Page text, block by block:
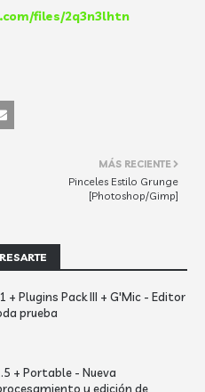
files/2q3n3lhtn
MÁS RECIENTE
Pinceles Estilo Grunge
[Photoshop/Gimp]
+ Plugins Pack III + G'Mic - Editor
prueba
+ Portable - Nueva
y edición de